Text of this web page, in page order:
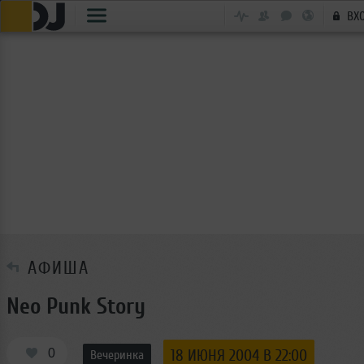
АФИША
Neo Punk Story
0 Вечеринка 18 ИЮНЯ 2004 В 22:00